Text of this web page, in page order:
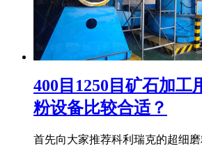
400目1250目矿石加工
粉设备比较合适？
首先向大家推荐科利瑞克的超细